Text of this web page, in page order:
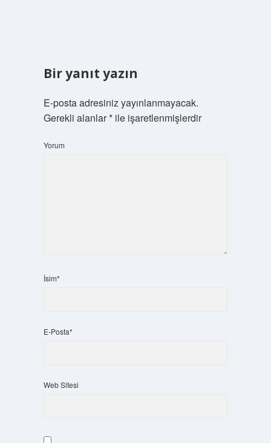
Bir yanıt yazın
E-posta adresiniz yayınlanmayacak.
Gerekli alanlar*ile işaretlenmişlerdir
Yorum
İsim*
E-Posta*
Web Sitesi